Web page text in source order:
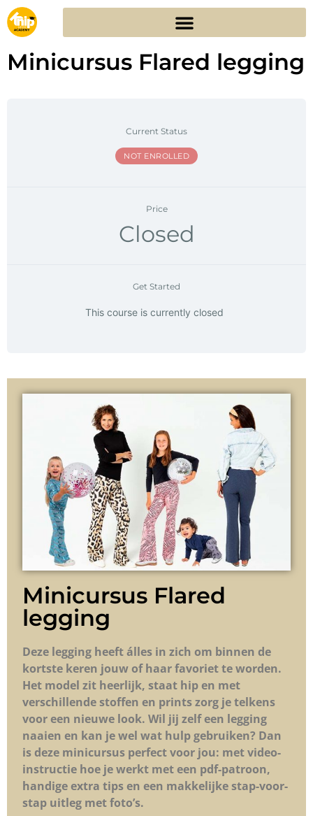
Minicursus Flared legging
Current Status
NOT ENROLLED
Price
Closed
Get Started
This course is currently closed
Minicursus Flared
legging
Deze legging heeft álles in zich om binnen de
kortste keren jouw of haar favoriet te worden.
Het model zit heerlijk, staat hip en met
verschillende stoffen en prints zorg je telkens
voor een nieuwe look. Wil jij zelf een legging
naaien en kan je wel wat hulp gebruiken? Dan
is deze minicursus perfect voor jou: met video-
instructie hoe je werkt met een pdf-patroon,
handige extra tips en een makkelijke stap-voor-
stap uitleg met foto’s.